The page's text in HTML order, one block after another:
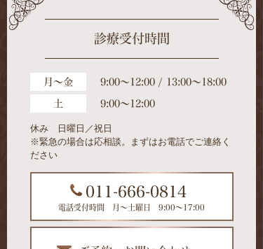
診療受付時間
月～金 9:00～12:00 / 13:00～18:00
土 9:00～12:00
休み 日曜日／祝日
※緊急の場合は応相談。まずはお電話でご連絡く
ださい
011-666-0814
電話受付時間 月～土曜日 9:00～17:00